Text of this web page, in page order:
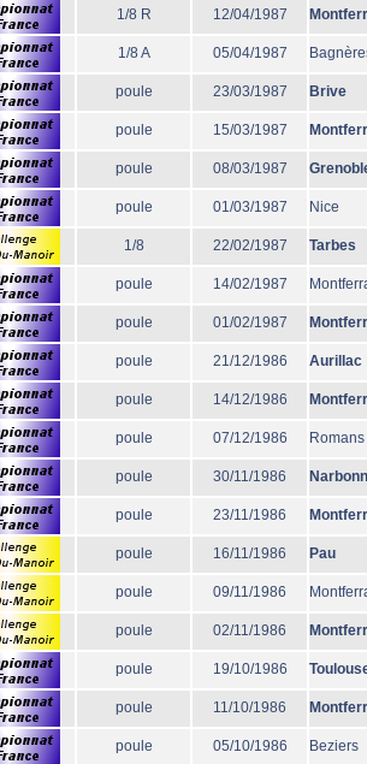
1/8 R 12/04/1987
1/8 A 05/04/1987
poule 23/03/1987 Brive
poule 15/03/1987
poule 08/03/1987
poule 01/03/1987 Nice
1/8 22/02/1987 Tarbes
poule 14/02/1987
poule 01/02/1987
poule 21/12/1986 Aurillac
poule 14/12/1986
poule 07/12/1986 Romans
poule 30/11/1986
poule 23/11/1986
poule 16/11/1986 Pau
poule 09/11/1986
poule 02/11/1986
poule 19/10/1986
poule 11/10/1986
poule 05/10/1986 Beziers